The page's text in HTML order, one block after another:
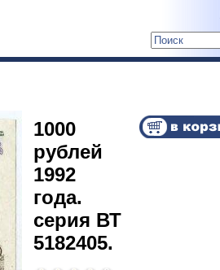
1000
рублей
1992
года.
серия ВТ
5182405.